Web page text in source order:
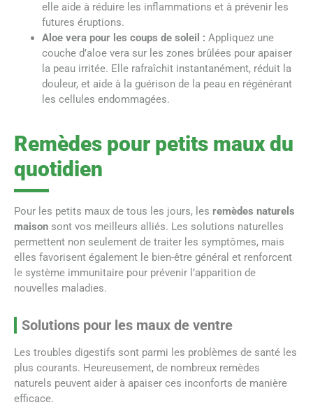
elle aide à réduire les inflammations et à prévenir les
futures éruptions.
Aloe vera pour les coups de soleil : Appliquez une
couche d’aloe vera sur les zones brûlées pour apaiser
la peau irritée. Elle rafraîchit instantanément, réduit la
douleur, et aide à la guérison de la peau en régénérant
les cellules endommagées.
Remèdes pour petits maux du
quotidien
Pour les petits maux de tous les jours, les remèdes naturels
maison sont vos meilleurs alliés. Les solutions naturelles
permettent non seulement de traiter les symptômes, mais
elles favorisent également le bien-être général et renforcent
le système immunitaire pour prévenir l’apparition de
nouvelles maladies.
Solutions pour les maux de ventre
Les troubles digestifs sont parmi les problèmes de santé les
plus courants. Heureusement, de nombreux remèdes
naturels peuvent aider à apaiser ces inconforts de manière
efficace.